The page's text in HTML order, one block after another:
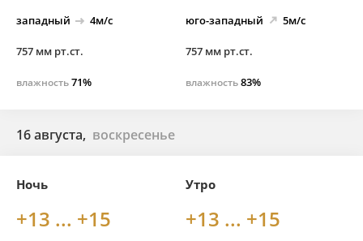
западный 4м/с
757 мм рт.ст.
влажность71%
юго-западный 5м/с
757 мм рт.ст.
влажность83%
16 августа, воскресенье
Ночь
+13 ... +15
Утро
+13 ... +15